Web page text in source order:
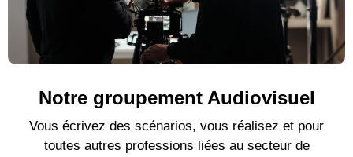
Notre groupement Audiovisuel
Vous écrivez des scénarios, vous réalisez et pour
toutes autres professions liées au secteur de